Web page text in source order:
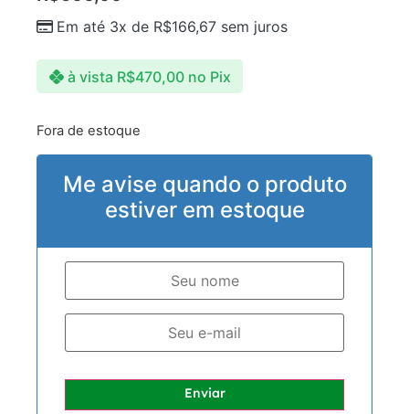
Em até 3x de R$166,67 sem juros
à vista R$470,00 no Pix
Fora de estoque
Me avise quando o produto
estiver em estoque
Enviar